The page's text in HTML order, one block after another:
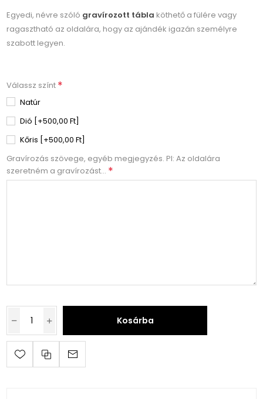
Egyedi, névre szóló gravírozott tábla köthető a fülére vagy
ragasztható az oldalára, hogy az ajándék igazán személyre
szabott legyen.
Válassz színt *
Natúr
Dió [+500,00 Ft]
Kőris [+500,00 Ft]
Gravírozás szövege, egyéb megjegyzés. Pl: Az oldalára
szeretném a gravírozást... *
Kosárba